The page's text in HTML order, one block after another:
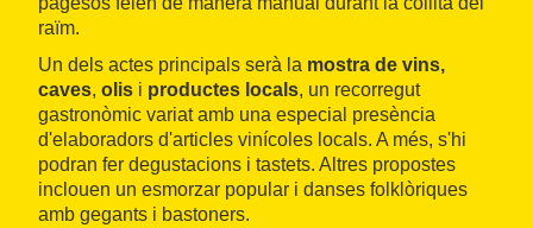
raïm.
Un dels actes principals serà la mostra de vins,
caves, olis i productes locals, un recorregut
gastronòmic variat amb una especial presència
d'elaboradors d'articles vinícoles locals. A més, s'hi
podran fer degustacions i tastets. Altres propostes
inclouen un esmorzar popular i danses folklòriques
amb gegants i bastoners.